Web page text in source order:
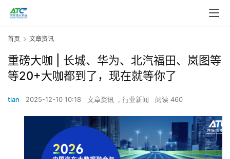
首页 文章资讯
重磅大咖 | 长城、华为、北汽福田、岚图等
等20+大咖都到了，现在就等你了
tian 2025-12-10 10:18 文章资讯 , 行业新闻 阅读 460